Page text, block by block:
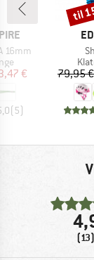
16mm
pris
€
(5)
79,95 €
Rabat
til
(13)